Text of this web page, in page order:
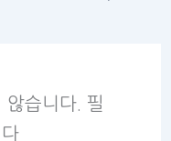
습니다. 필